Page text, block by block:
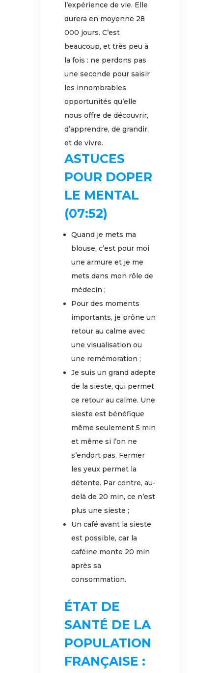
l’expérience de vie. Elle
durera en moyenne 28
000 jours. C’est
beaucoup, et très peu à
la fois : ne perdons pas
une seconde pour saisir
les innombrables
opportunités qu’elle
nous offre de découvrir,
d’apprendre, de grandir,
et de vivre.
ASTUCES
POUR DOPER
LE MENTAL
(07:52)
Quand je mets ma
blouse, c’est pour moi
une armure et je me
mets dans mon rôle de
médecin ;
Pour des moments
importants, je prône un
retour au calme avec
une visualisation ou
une remémoration ;
Je suis un grand adepte
de la sieste, qui permet
ce retour au calme. Une
sieste est bénéfique
même seulement 5 min
et même si l’on ne
s’endort pas. Fermer
les yeux permet la
détente. Par contre, au-
delà de 20 min, ce n’est
plus une sieste ;
Un café avant la sieste
est possible, car la
caféine monte 20 min
après sa
consommation.
ÉTAT DE
SANTÉ DE LA
POPULATION
FRANÇAISE :